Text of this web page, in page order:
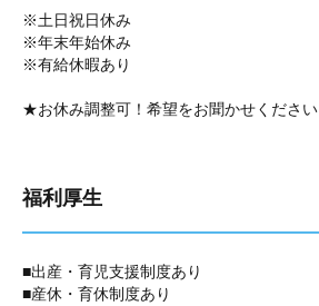
※土日祝日休み
※年末年始休み
※有給休暇あり
★お休み調整可！希望をお聞かせください
福利厚生
■出産・育児支援制度あり
■産休・育休制度あり